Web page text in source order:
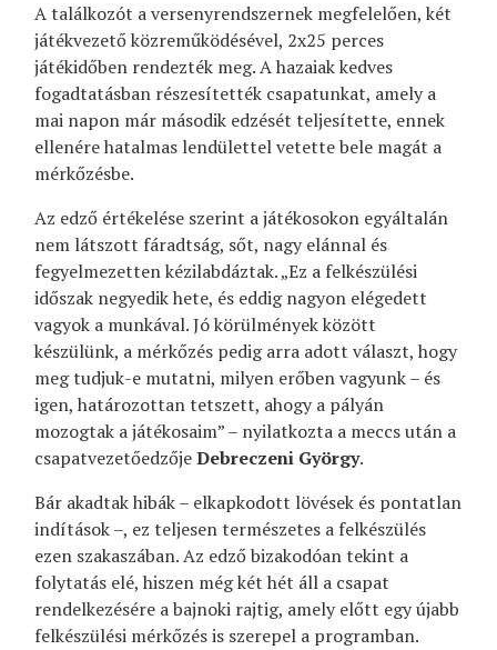
A találkozót a versenyrendszernek megfelelően, két
játékvezető közreműködésével, 2x25 perces
játékidőben rendezték meg. A hazaiak kedves
fogadtatásban részesítették csapatunkat, amely a
mai napon már második edzését teljesítette, ennek
ellenére hatalmas lendülettel vetette bele magát a
mérkőzésbe.
Az edző értékelése szerint a játékosokon egyáltalán
nem látszott fáradtság, sőt, nagy elánnal és
fegyelmezetten kézilabdáztak. „Ez a felkészülési
időszak negyedik hete, és eddig nagyon elégedett
vagyok a munkával. Jó körülmények között
készülünk, a mérkőzés pedig arra adott választ, hogy
meg tudjuk-e mutatni, milyen erőben vagyunk – és
igen, határozottan tetszett, ahogy a pályán
mozogtak a játékosaim” – nyilatkozta a meccs után a
csapatvezetőedzőjeDebreczeni György.
Bár akadtak hibák – elkapkodott lövések és pontatlan
indítások –, ez teljesen természetes a felkészülés
ezen szakaszában. Az edző bizakodóan tekint a
folytatás elé, hiszen még két hét áll a csapat
rendelkezésére a bajnoki rajtig, amely előtt egy újabb
felkészülési mérkőzés is szerepel a programban.